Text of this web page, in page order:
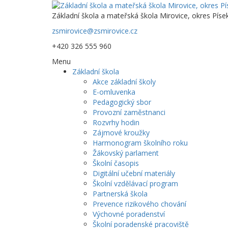
Základní škola a mateřská škola Mirovice, okres
zsmirovice@zsmirovice.cz
+420 326 555 960
Menu
Základní škola
Akce základní školy
E-omluvenka
Pedagogický sbor
Provozní zaměstnanci
Rozvrhy hodin
Zájmové kroužky
Harmonogram školního roku
Žákovský parlament
Školní časopis
Digitální učební materiály
Školní vzdělávací program
Partnerská škola
Prevence rizikového chování
Výchovné poradenství
Školní poradenské pracoviště